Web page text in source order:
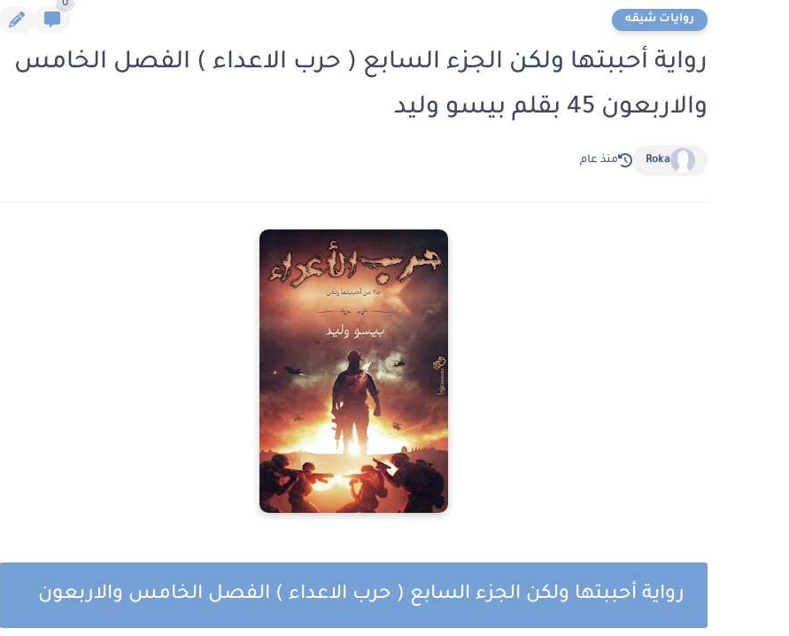
روايات شيقه
0
رواية أحببتها ولكن الجزء السابع ( حرب الاعداء ) الفصل الخامس
والاربعون 45 بقلم بيسو وليد
Roka منذ عام
رواية أحببتها ولكن الجزء السابع ( حرب الاعداء ) الفصل الخامس والاربعون